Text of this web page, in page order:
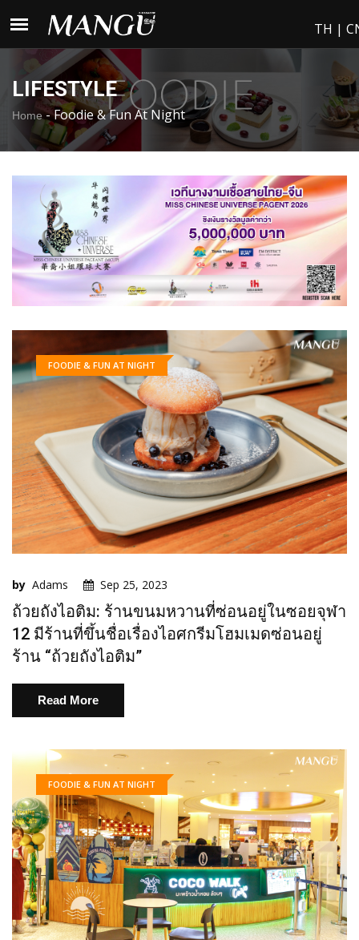
TH |
LIFESTYLE
Home-Foodie & Fun At Night
FOODIE & FUN AT NIGHT
by Adams Sep 25, 2023
ถ้วยถังไอติม: ร้านขนมหวานที่ซ่อนอยู่ในซอยจุฬา
12 มีร้านที่ขึ้นชื่อเรื่องไอศกรีมโฮมเมดซ่อนอยู่
ร้าน “ถ้วยถังไอติม”
Read More
FOODIE & FUN AT NIGHT